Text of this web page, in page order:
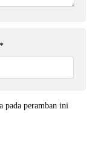
*
pada peramban ini